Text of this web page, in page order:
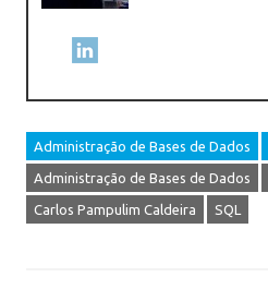
Administração de Bases de Dados
Administração de Bases de Dados
Carlos Pampulim Caldeira SQL